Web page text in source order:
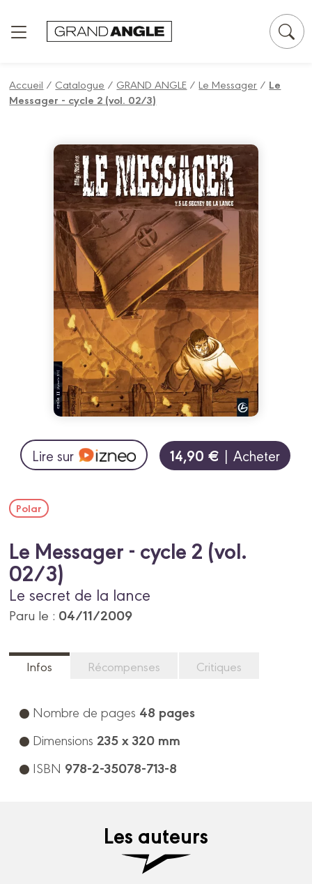
Accueil / Catalogue / GRAND ANGLE /Le Messager / Le
Messager - cycle 2 (vol. 02/3)
Lire sur 14,90 € | Acheter
Polar
Le Messager - cycle 2 (vol.
02/3)
Le secret de la lance
Paru le : 04/11/2009
Infos Récompenses Critiques
Nombre de pages 48 pages
Dimensions 235 x 320 mm
ISBN 978-2-35078-713-8
Les auteurs